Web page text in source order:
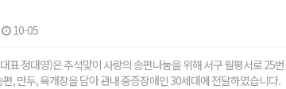
10-05
표 정대영)은 추석맞이 사랑의 송편나눔을 위해 서구 월평서로 25
, 만두, 육개장을 담아 관내 중증장애인 30세대에 전달하였습니다.